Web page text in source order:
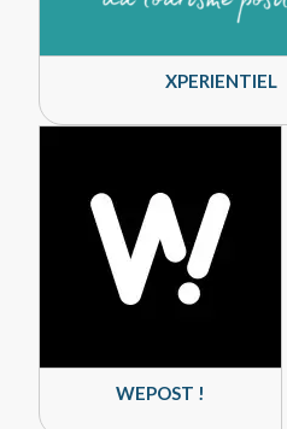
XPERIENTIEL
WEPOST !